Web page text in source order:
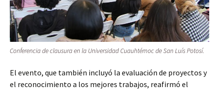
Conferencia de clausura en la Universidad Cuauhtémoc de San Luís Potosí.
El evento, que también incluyó la evaluación de proyectos y
el reconocimiento a los mejores trabajos, reafirmó el